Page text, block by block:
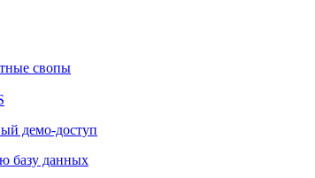
свопы
демо-доступ
базу данных